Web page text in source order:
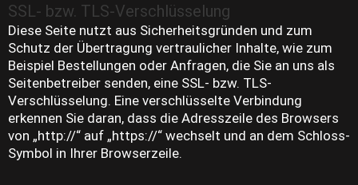
SSL- bzw. TLS-Verschlüsselung
Diese Seite nutzt aus Sicherheitsgründen und zum
Schutz der Übertragung vertraulicher Inhalte, wie zum
Beispiel Bestellungen oder Anfragen, die Sie an uns als
Seitenbetreiber senden, eine SSL- bzw. TLS-
Verschlüsselung. Eine verschlüsselte Verbindung
erkennen Sie daran, dass die Adresszeile des Browsers
von „http://“ auf „https://“ wechselt und an dem Schloss-
Symbol in Ihrer Browserzeile.